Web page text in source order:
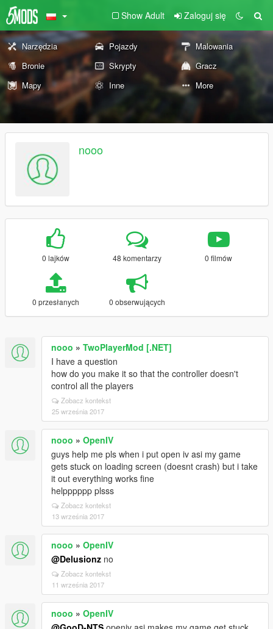
Show Adult Zaloguj się
Narzędzia Pojazdy
Malowania
Bronie
Skrypty
Gracz
Mapy
Inne More
nooo
0 lajków 48 komentarzy 0 filmów
0 przesłanych 0 obserwujących
nooo » TwoPlayerMod [.NET]
I have a question
how do you make it so that the controller doesn't
control all the players
Zobacz kontekst
25 września 2017
nooo » OpenIV
guys help me pls when i put open iv asi my game
gets stuck on loading screen (doesnt crash) but i take
it out everything works fine
helpppppp plsss
Zobacz kontekst
13 września 2017
nooo » OpenIV
@Delusionz no
Zobacz kontekst
11 września 2017
nooo » OpenIV